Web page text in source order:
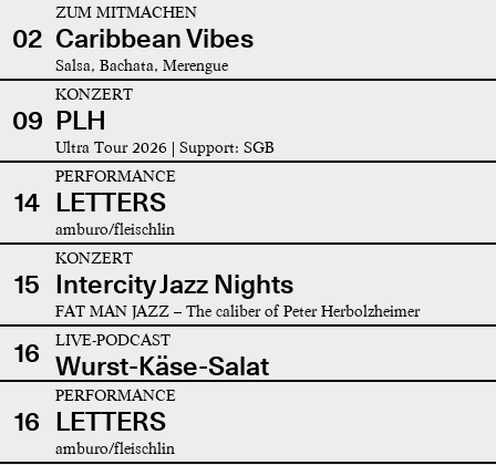
02
ZUM MITMACHEN
Caribbean Vibes
Salsa, Bachata, Merengue
09
KONZERT
PLH
Ultra Tour 2026 | Support: SGB
14
PERFORMANCE
LETTERS
amburo/fleischlin
15
KONZERT
Intercity Jazz Nights
FAT MAN JAZZ – The caliber of Peter Herbolzheimer
16 LIVE-PODCAST
Wurst-Käse-Salat
16
PERFORMANCE
LETTERS
amburo/fleischlin